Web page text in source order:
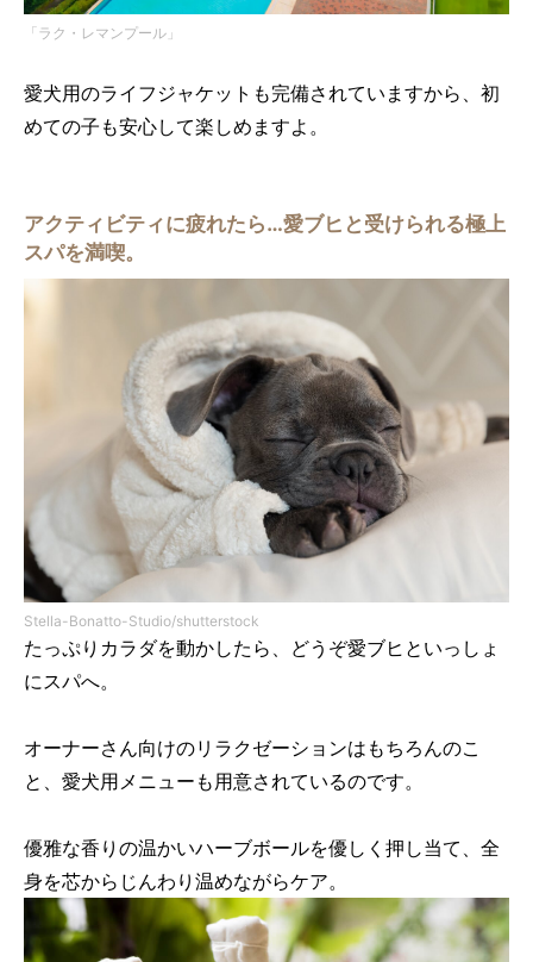
「ラク・レマンプール」
愛犬用のライフジャケットも完備されていますから、初
めての子も安心して楽しめますよ。
アクティビティに疲れたら…愛ブヒと受けられる極上
スパを満喫。
Stella-Bonatto-Studio/shutterstock
たっぷりカラダを動かしたら、どうぞ愛ブヒといっしょ
にスパへ。
オーナーさん向けのリラクゼーションはもちろんのこ
と、愛犬用メニューも用意されているのです。
優雅な香りの温かいハーブボールを優しく押し当て、全
身を芯からじんわり温めながらケア。